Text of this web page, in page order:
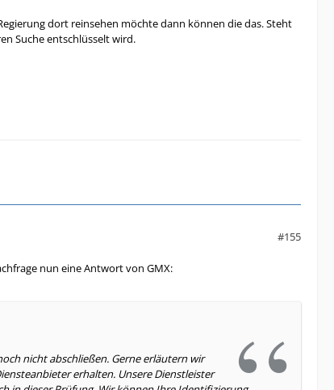
dort reinsehen möchte dann können die das. Steht
Suche entschlüsselt wird.
#155
nun eine Antwort von GMX:
nicht abschließen. Gerne erläutern wir
erhalten. Unsere Dienstleister